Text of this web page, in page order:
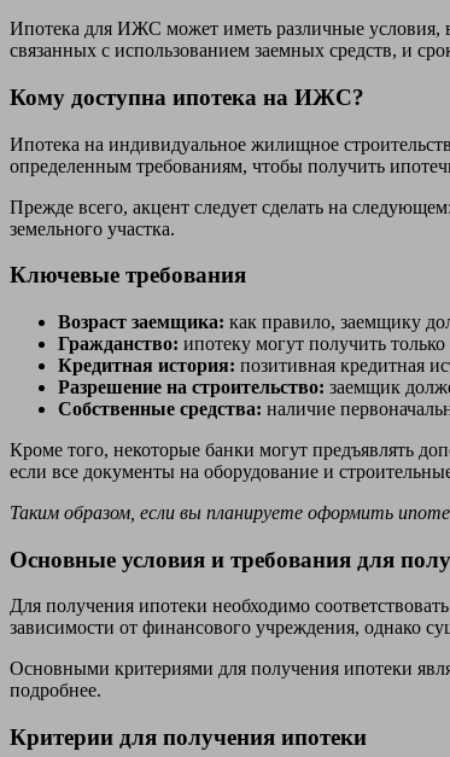
Ипотека для ИЖС может иметь различные условия,
связанных с использованием заемных средств, и
Кому доступна ипотека на ИЖС?
Ипотека на индивидуальное жилищное
определенным требованиям, чтобы получить
Прежде всего, акцент следует сделать на
земельного участка.
Ключевые требования
Возраст заемщика: как правило, заемщику
Гражданство: ипотеку могут получить
Кредитная история: позитивная кредитная
Разрешение на строительство: заемщик
Собственные средства: наличие
Кроме того, некоторые банки могут предъявлять
если все документы на оборудование и
Таким образом, если вы планируете оформить
Основные условия и требования для
Для получения ипотеки необходимо
зависимости от финансового учреждения, однако
Основными критериями для получения ипотеки
подробнее.
Критерии для получения ипотеки